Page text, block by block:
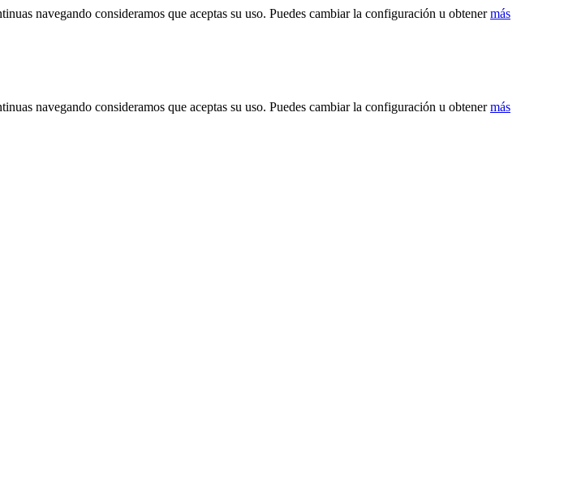
navegando consideramos que aceptas su uso. Puedes cambiar la configuración u obtenermás
navegando consideramos que aceptas su uso. Puedes cambiar la configuración u obtenermás